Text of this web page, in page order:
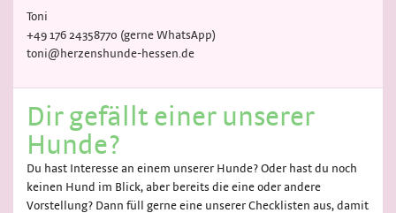
Toni
+49 176 24358770 (gerne WhatsApp)
toni@herzenshunde-hessen.de
Dir gefällt einer unserer
Hunde?
Du hast Interesse an einem unserer Hunde? Oder hast du noch
keinen Hund im Blick, aber bereits die eine oder andere
Vorstellung? Dann füll gerne eine unserer Checklisten aus, damit